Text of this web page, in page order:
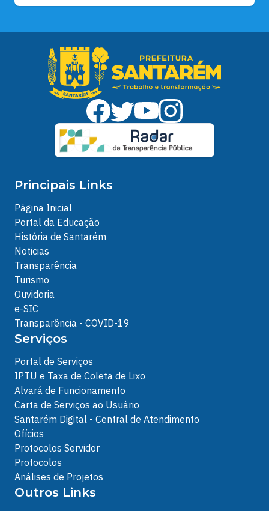
Principais Links
Página Inicial
Portal da Educação
História de Santarém
Noticias
Transparência
Turismo
Ouvidoria
e-SIC
Transparência - COVID-19
Serviços
Portal de Serviços
IPTU e Taxa de Coleta de Lixo
Alvará de Funcionamento
Carta de Serviços ao Usuário
Santarém Digital - Central de Atendimento
Ofícios
Protocolos Servidor
Protocolos
Análises de Projetos
Outros Links